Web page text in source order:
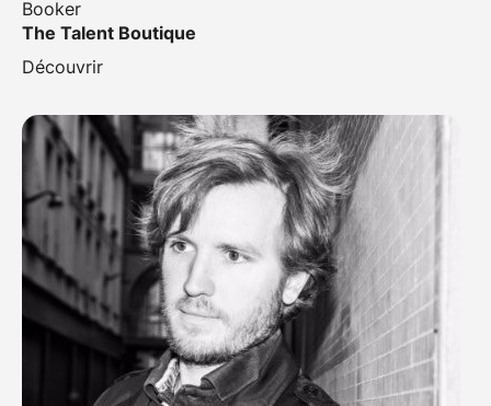
Booker
The Talent Boutique
Découvrir